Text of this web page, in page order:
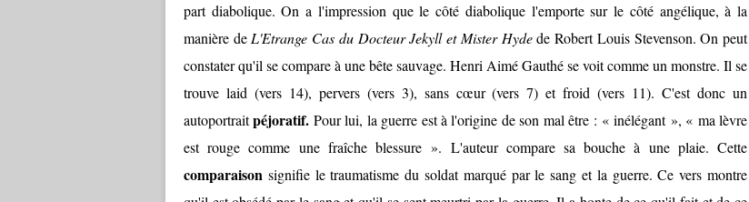
part diabolique. On a l'impression que le côté diabolique l'emporte sur le côté angélique, à la
manière de L'Etrange Cas du Docteur Jekyll et Mister Hydede Robert Louis Stevenson. On peut
constater qu'il se compare à une bête sauvage. Henri Aimé Gauthé se voit comme un monstre. Il se
trouve laid (vers 14), pervers (vers 3), sans cœur (vers 7) et froid (vers 11). C'est donc un
autoportraitpéjoratif. Pour lui, la guerre est à l'origine de son mal être : « inélégant », « ma lèvre
est rouge comme une fraîche blessure ». L'auteur compare sa bouche à une plaie. Cette
comparaison signifie le traumatisme du soldat marqué par le sang et la guerre. Ce vers montre